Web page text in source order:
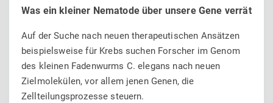
Was ein kleiner Nematode über unsere Gene verrät
Auf der Suche nach neuen therapeutischen Ansätzen
beispielsweise für Krebs suchen Forscher im Genom
des kleinen Fadenwurms C. elegans nach neuen
Zielmolekülen, vor allem jenen Genen, die
Zellteilungsprozesse steuern.